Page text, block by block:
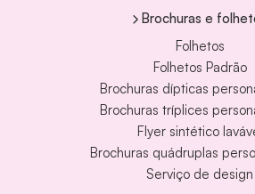
Brochuras e
Folhetos
Folhetos Padrão
Brochuras dípticas
Brochuras tríplices
Flyer sintético
Brochuras quádruplas
Serviço de design